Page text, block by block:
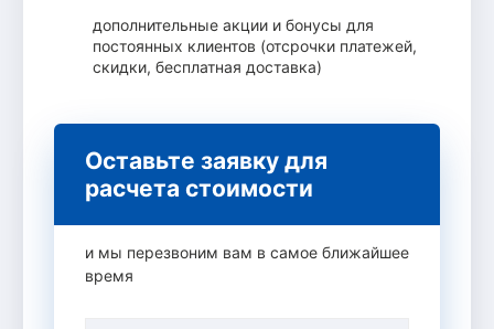
дополнительные акции и бонусы для
постоянных клиентов (отсрочки платежей,
скидки, бесплатная доставка)
Оставьте заявку для
расчета стоимости
и мы перезвоним вам в самое ближайшее
время